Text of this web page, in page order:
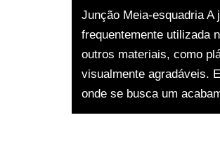
Junção Meia-esquadria
frequentemente utilizada
outros materiais, como
visualmente agradáveis.
onde se busca um